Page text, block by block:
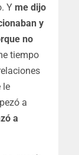
Y me dijo
y
no
tiempo
le
a
a